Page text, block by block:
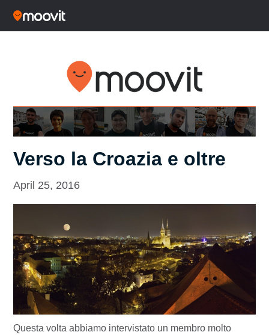
Verso la Croazia e oltre
April 25, 2016
Questa volta abbiamo intervistato un membro molto